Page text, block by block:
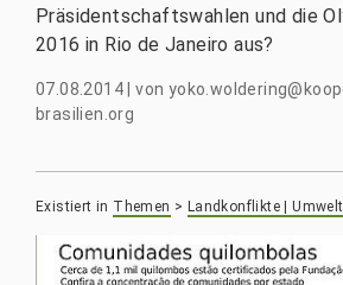
Präsidentschaftswahlen und die
2016 in Rio de Janeiro aus?
07.08.2014 |von
brasilien.org
Existiert in Themen > Landkonflikte | Umwelt